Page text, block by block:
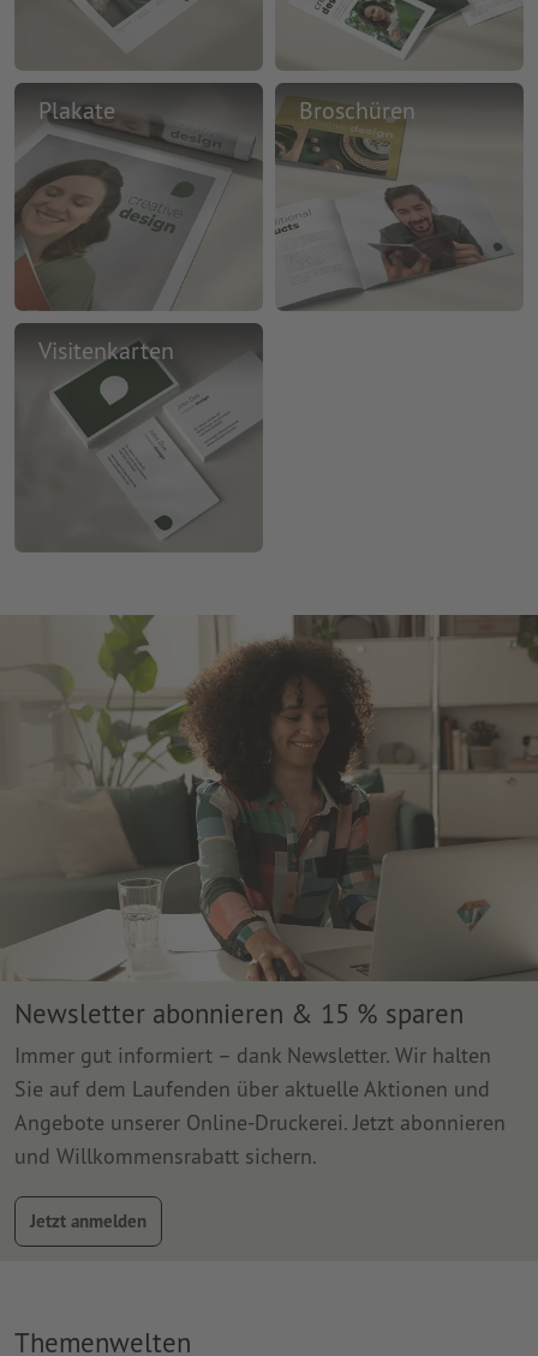
Plakate Broschüren
Visitenkarten
Newsletter abonnieren & 15 % sparen
Immer gut informiert – dank Newsletter. Wir halten
Sie auf dem Laufenden über aktuelle Aktionen und
Angebote unserer Online-Druckerei. Jetzt abonnieren
und Willkommensrabatt sichern.
Jetzt anmelden
Themenwelten